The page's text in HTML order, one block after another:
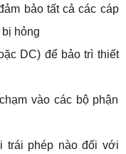
bảo tất cả các cáp
hỏng
DC) để bảo trì thiết
vào các bộ phận
trái phép nào đối với